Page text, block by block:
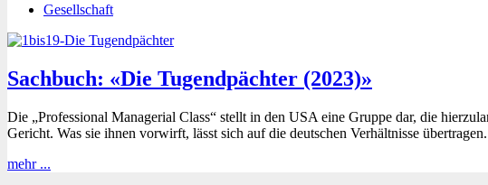
Gesellschaft
Sachbuch: «Die Tugendpächter (2023)»
Die „Professional Managerial Class“ stellt in den USA eine Gruppe dar, die
Gericht. Was sie ihnen vorwirft, lässt sich auf die deutschen Verhältnisse übertragen.
mehr ...